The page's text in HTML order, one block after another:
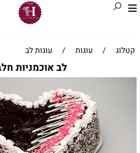
קטלוג / עוגות / עוגות לב
לב אוכמניות